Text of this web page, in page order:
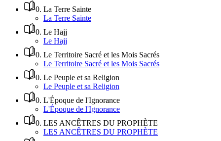
0. La Terre Sainte
La Terre Sainte
0. Le Hajj
Le Hajj
0. Le Territoire Sacré et les Mois Sacrés
Le Territoire Sacré et les Mois Sacrés
0. Le Peuple et sa Religion
Le Peuple et sa Religion
0. L'Époque de l'Ignorance
L'Époque de l'Ignorance
0. LES ANCÊTRES DU PROPHÈTE
LES ANCÊTRES DU PROPHÈTE